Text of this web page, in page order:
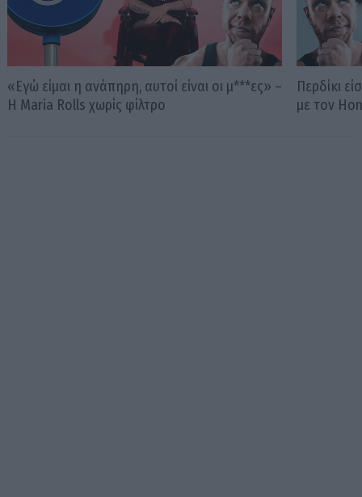
«Εγώ είμαι η ανάπηρη, αυτοί είναι οι μ***ες» –
Η Maria Rolls χωρίς φίλτρο
Περδίκι
με τον